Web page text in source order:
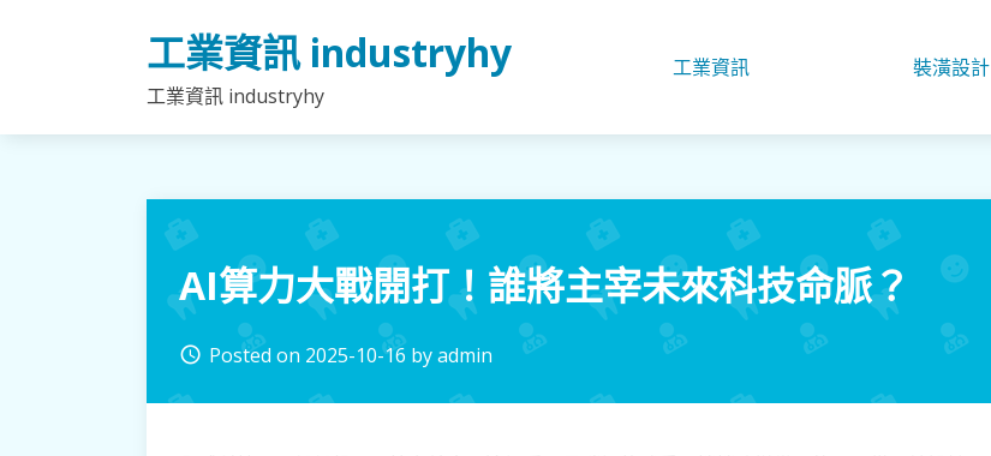
工業資訊 industryhy
工業資訊 industryhy
工業資訊 裝潢設計
AI算力大戰開打！誰將主宰未來科技命脈？
access_time Posted on 2025-10-16 byadmin